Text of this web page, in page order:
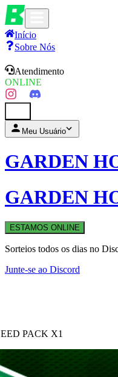
Início
Sobre Nós
Atendimento
ONLINE
Meu Usuário
GARDEN
GARDEN
ESTAMOS ONLINE
Sorteios todos os dias no
Junte-se ao Discord
PACK X1